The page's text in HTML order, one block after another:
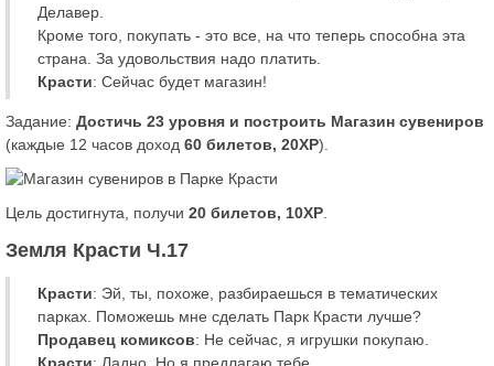
Делавер.
Кроме того, покупать - это все, на что теперь способна эта
страна. За удовольствия надо платить.
Красти: Сейчас будет магазин!
Задание: Достичь 23 уровня и построить Магазин сувениров
(каждые 12 часов доход 60 билетов, 20XP).
Цель достигнута, получи 20 билетов, 10XP
Земля Красти Ч.17
Красти: Эй, ты, похоже, разбираешься в тематических
парках. Поможешь мне сделать Парк Красти лучше?
Продавец комиксов: Не сейчас, я игрушки покупаю.